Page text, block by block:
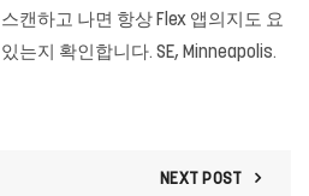
캔하고 나면 항상 Flex 앱의지도 요
는지 확인합니다. SE, Minneapolis.
NEXT POST